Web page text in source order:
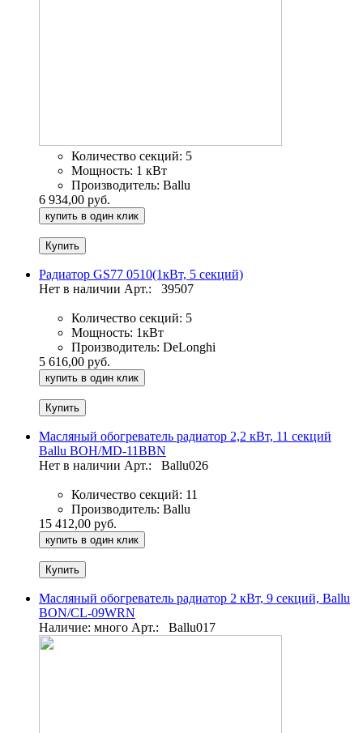
Количество секций: 5
Мощность: 1 кВт
Производитель: Ballu
6 934,00 руб.
купить в один клик
Радиатор GS77 0510(1кВт, 5 секций)
Нет в наличии Арт.: 39507
Количество секций: 5
Мощность: 1кВт
Производитель: DeLonghi
5 616,00 руб.
купить в один клик
Масляный обогреватель радиатор 2,2 кВт, 11 секций
Ballu BOH/MD-11BBN
Нет в наличии Арт.: Ballu026
Количество секций: 11
Производитель: Ballu
15 412,00 руб.
купить в один клик
Масляный обогреватель радиатор 2 кВт, 9 секций, Ballu
BON/CL-09WRN
Наличие: много Арт.: Ballu017